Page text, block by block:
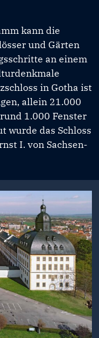
kann die
und Gärten
an einem
in Gotha ist
allein 21.000
1.000 Fenster
wurde das Schloss
I. von Sachsen-